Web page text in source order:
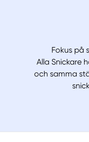
Fokus på
Alla Snickare
och samma